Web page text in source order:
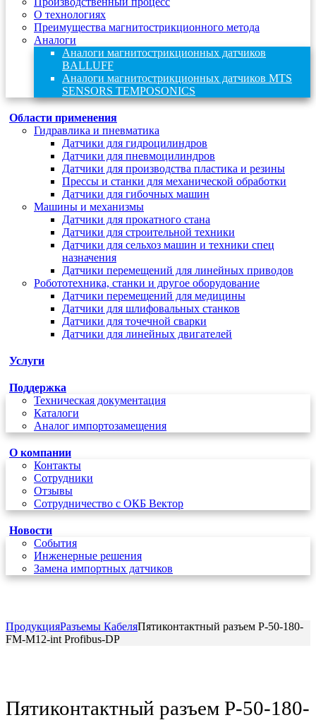
О технологиях
Преимущества магнитострикционного метода
Аналоги
Аналоги магнитострикционных датчиков
BALLUFF
Аналоги магнитострикционных датчиков MTS
SENSORS TEMPOSONICS
Области применения
Гидравлика и пневматика
Датчики для гидроцилиндров
Датчики для пневмоцилиндров
Датчики для производства пластика и резины
Прессы и станки для механической обработки
Датчики для гибочных машин
Машины и механизмы
Датчики для прокатного стана
Датчики для строительной техники
Датчики для сельхоз машин и техники спец
назначения
Датчики перемещений для линейных приводов
Робототехника, станки и другое оборудование
Датчики перемещений для медицины
Датчики для шлифовальных станков
Датчики для точечной сварки
Датчики для линейных двигателей
Услуги
Поддержка
Техническая документация
Каталоги
Аналог импортозамещения
О компании
Контакты
Сотрудники
Отзывы
Сотрудничество с ОКБ Вектор
Новости
Cобытия
Инженерные решения
Замена импортных датчиков
ПродукцияРазъемы КабеляПятиконтактный разъем P-50-180-
FM-M12-int Profibus-DP
Пятиконтактный разъем P-50-180-